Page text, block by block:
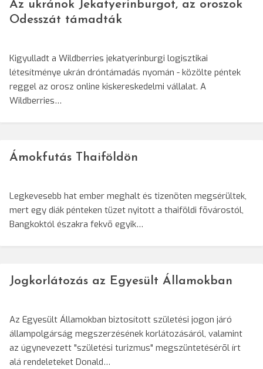
Az ukránok Jekatyerinburgot, az oroszok
Odesszát támadták
Kigyulladt a Wildberries jekatyerinburgi logisztikai
létesítménye ukrán dróntámadás nyomán - közölte péntek
reggel az orosz online kiskereskedelmi vállalat. A
Wildberries…
Ámokfutás Thaiföldön
Legkevesebb hat ember meghalt és tizenöten megsérültek,
mert egy diák pénteken tüzet nyitott a thaiföldi fõvárostól,
Bangkoktól északra fekvõ egyik…
Jogkorlátozás az Egyesült Államokban
Az Egyesült Államokban biztosított születési jogon járó
állampolgárság megszerzésének korlátozásáról, valamint
az úgynevezett "születési turizmus" megszüntetésérõl írt
alá rendeleteket Donald…